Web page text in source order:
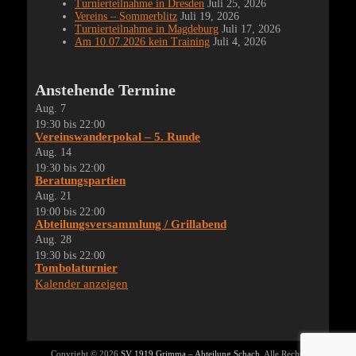
Turnierteilnahme in Dresden Juli 25, 2026
Vereins – Sommerblitz Juli 19, 2026
Turnierteilnahme in Magdeburg Juli 17, 2026
Am 10.07.2026 kein Training Juli 4, 2026
Anstehende Termine
Aug. 7
19:30 bis 22:00
Vereinswanderpokal – 5. Runde
Aug. 14
19:30 bis 22:00
Beratungspartien
Aug. 21
19:00 bis 22:00
Abteilungsversammlung / Grillabend
Aug. 28
19:30 bis 22:00
Tombolaturnier
Kalender anzeigen
Copyright © 2026 SV 1919 Grimma – Abteilung Schach . Alle Rechte